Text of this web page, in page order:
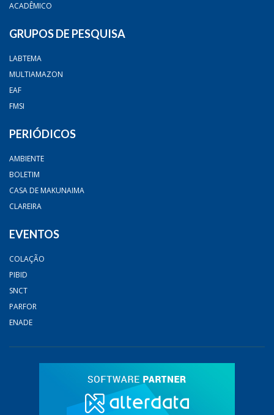
ACADÊMICO
GRUPOS DE PESQUISA
LABTEMA
MULTIAMAZON
EAF
FMSI
PERIÓDICOS
AMBIENTE
BOLETIM
CASA DE MAKUNAIMA
CLAREIRA
EVENTOS
COLAÇÃO
PIBID
SNCT
PARFOR
ENADE